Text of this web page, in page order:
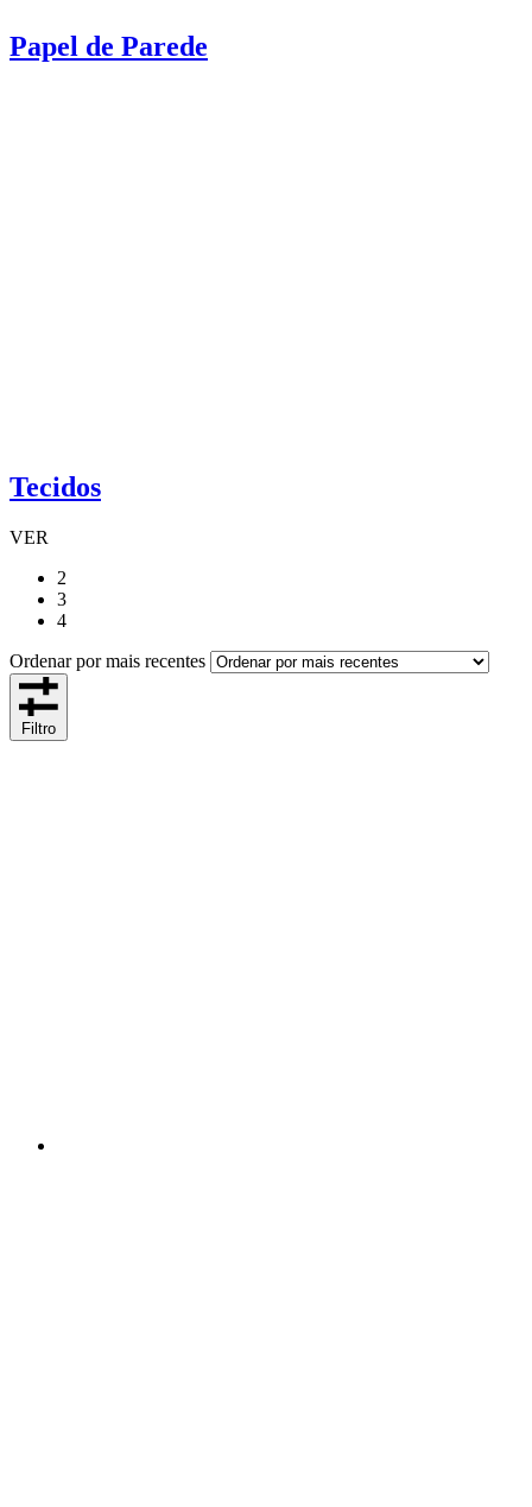
Papel de Parede
Tecidos
VER
2
3
4
Ordenar por mais recentes
Filtro